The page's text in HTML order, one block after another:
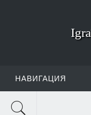
НАВИГАЦИЯ